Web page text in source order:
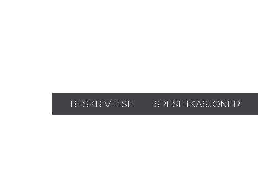
BESKRIVELSE SPESIFIKASJONER